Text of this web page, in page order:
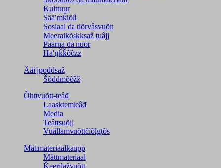
Kulttuur
Sääʹmǩiõll
Sosiaal da tiõrvâsvuõtt
Meeraikõskksaž tuâjj
Päärna da nuõr
Haʹŋǩǩõõzz
Ääiʹjpoddsaž
Šõddmõõžž
Õhttvuõtt-teâđ
Laasktemteâđ
Media
Teâttsuõjj
Vuällamvuõttčiõlǥtõs
Mättmateriaalkaupp
Mättmateriaal
Ǩeerjlažvuõtt